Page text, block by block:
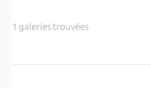
1 galeries trouvées